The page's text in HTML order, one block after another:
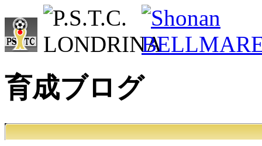
育成ブログ